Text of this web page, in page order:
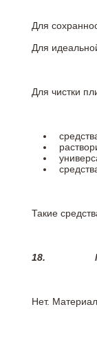
Для
Для
Для чистки
Такие
18.
Нет.